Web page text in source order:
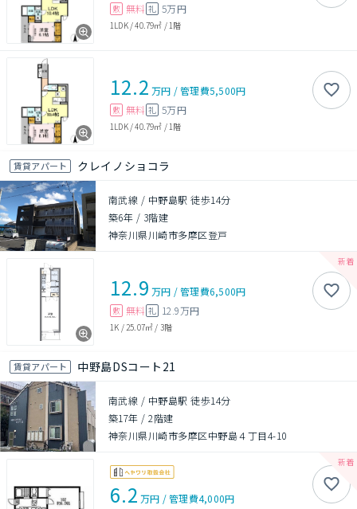
敷 無料 礼 5万円
1LDK/40.79㎡ / 1階
12.2 万円 /管理費5,500円
敷 無料 礼 5万円
1LDK/40.79㎡ / 1階
賃貸アパート クレイノショコラ
南武線 / 中野島駅 徒歩14分
築6年 / 3階建
神奈川県川崎市多摩区登戸
12.9 万円 /管理費6,500円
敷 無料 礼 12.9万円
1K / 25.07㎡ / 3階
賃貸アパート 中野島DSコート21
南武線 / 中野島駅 徒歩14分
築17年 /2階建
神奈川県川崎市多摩区中野島４丁目4-10
6.2 万円 /管理費4,000円